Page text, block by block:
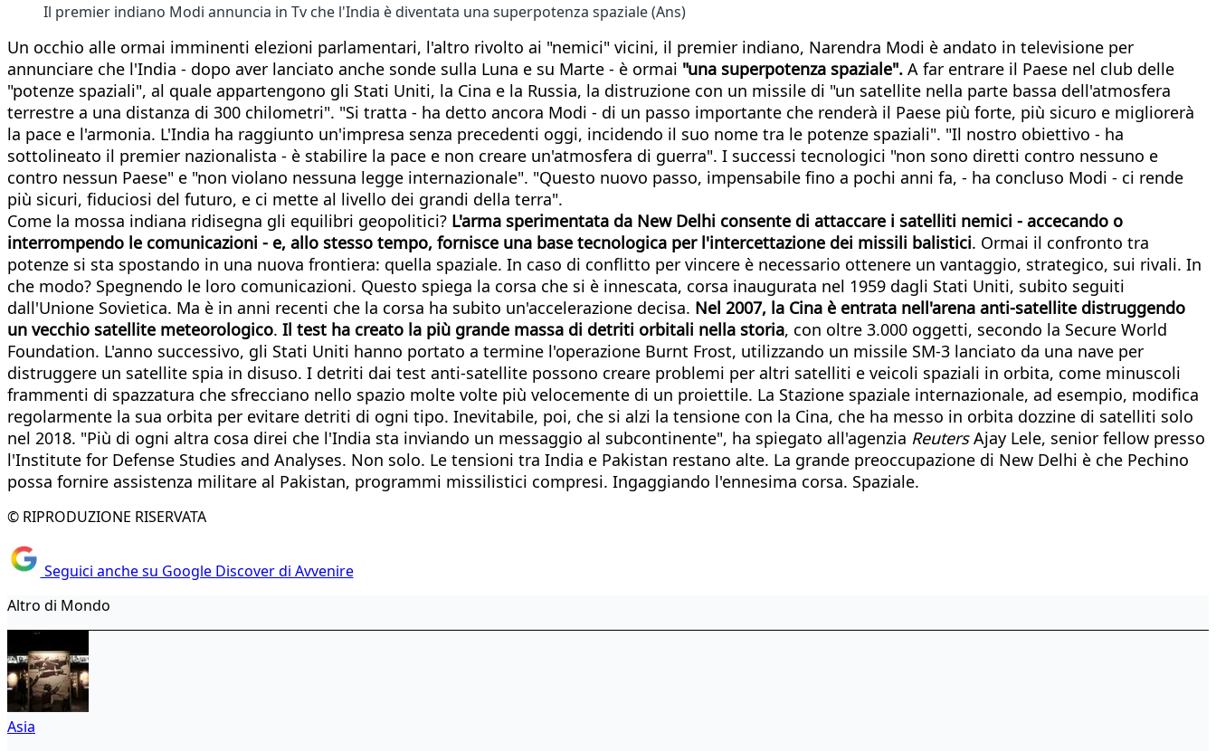
Il premier indiano Modi annuncia in Tv che l'India è diventata una superpotenza spaziale (Ans)
Un occhio alle ormai imminenti elezioni parlamentari, l'altro rivolto ai "nemici" vicini, il premier indiano, Narendra Modi è andato in televisione per
annunciare che l'India - dopo aver lanciato anche sonde sulla Luna e su Marte - è ormai "una superpotenza spaziale". A far entrare il Paese nel club delle
"potenze spaziali", al quale appartengono gli Stati Uniti, la Cina e la Russia, la distruzione con un missile di "un satellite nella parte bassa dell'atmosfera
terrestre a una distanza di 300 chilometri". "Si tratta - ha detto ancora Modi - di un passo importante che renderà il Paese più forte, più sicuro e migliorerà
la pace e l'armonia. L'India ha raggiunto un'impresa senza precedenti oggi, incidendo il suo nome tra le potenze spaziali". "Il nostro obiettivo - ha
sottolineato il premier nazionalista - è stabilire la pace e non creare un'atmosfera di guerra". I successi tecnologici "non sono diretti contro nessuno e
contro nessun Paese" e "non violano nessuna legge internazionale". "Questo nuovo passo, impensabile fino a pochi anni fa, - ha concluso Modi - ci rende
più sicuri, fiduciosi del futuro, e ci mette al livello dei grandi della terra".
Come la mossa indiana ridisegna gli equilibri geopolitici? L'arma sperimentata da New Delhi consente di attaccare i satelliti nemici - accecando o
interrompendo le comunicazioni - e, allo stesso tempo, fornisce una base tecnologica per l'intercettazione dei missili balistici. Ormai il confronto tra
potenze si sta spostando in una nuova frontiera: quella spaziale. In caso di conflitto per vincere è necessario ottenere un vantaggio, strategico, sui rivali. In
che modo? Spegnendo le loro comunicazioni. Questo spiega la corsa che si è innescata, corsa inaugurata nel 1959 dagli Stati Uniti, subito seguiti
dall'Unione Sovietica. Ma è in anni recenti che la corsa ha subito un'accelerazione decisa. Nel 2007, la Cina è entrata nell'arena anti-satellite distruggendo
un vecchio satellite meteorologico. Il test ha creato la più grande massa di detriti orbitali nella storia, con oltre 3.000 oggetti, secondo la Secure World
Foundation. L'anno successivo, gli Stati Uniti hanno portato a termine l'operazione Burnt Frost, utilizzando un missile SM-3 lanciato da una nave per
distruggere un satellite spia in disuso. I detriti dai test anti-satellite possono creare problemi per altri satelliti e veicoli spaziali in orbita, come minuscoli
frammenti di spazzatura che sfrecciano nello spazio molte volte più velocemente di un proiettile. La Stazione spaziale internazionale, ad esempio, modifica
regolarmente la sua orbita per evitare detriti di ogni tipo. Inevitabile, poi, che si alzi la tensione con la Cina, che ha messo in orbita dozzine di satelliti solo
nel 2018. "Più di ogni altra cosa direi che l'India sta inviando un messaggio al subcontinente", ha spiegato all'agenzia ReutersAjay Lele, senior fellow presso
l'Institute for Defense Studies and Analyses. Non solo. Le tensioni tra India e Pakistan restano alte. La grande preoccupazione di New Delhi è che Pechino
possa fornire assistenza militare al Pakistan, programmi missilistici compresi. Ingaggiando l'ennesima corsa. Spaziale.
© RIPRODUZIONE RISERVATA
Seguici anche su Google Discover di Avvenire
Altro di Mondo
Asia